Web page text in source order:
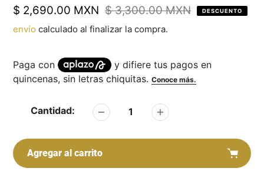
Precio
de
$ 2,690.00 MXN
Precio
regular
$ 3,300.00 MXN DESCUENTO
envío calculado al finalizar la compra.
Cantidad:
Agregar al carrito